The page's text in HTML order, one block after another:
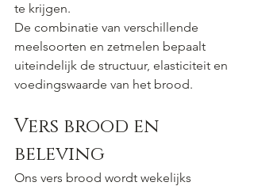
te krijgen.
De combinatie van verschillende
meelsoorten en zetmelen bepaalt
uiteindelijk de structuur, elasticiteit en
voedingswaarde van het brood.
Vers brood en
beleving
Ons vers brood wordt wekelijks